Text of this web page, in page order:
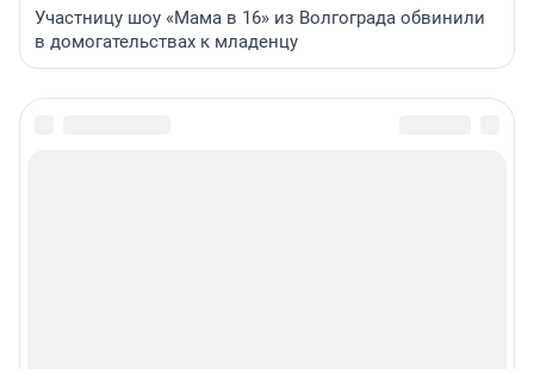
Участницу шоу «Мама в 16» из Волгограда обвинили
в домогательствах к младенцу